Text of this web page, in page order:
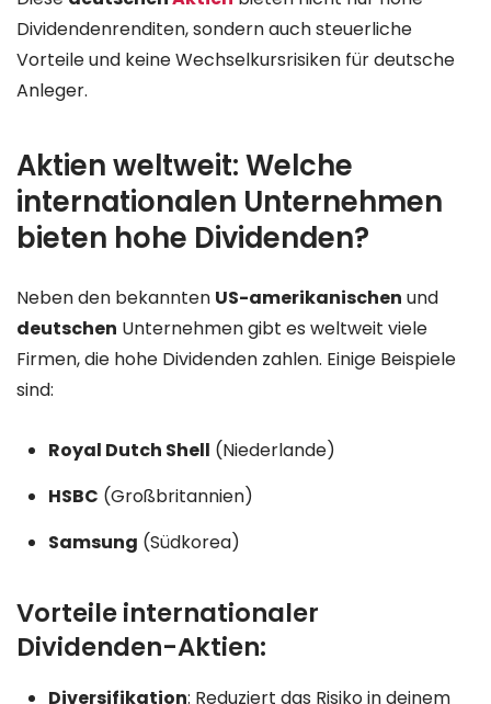
Dividendenrenditen, sondern auch steuerliche
Vorteile und keine Wechselkursrisiken für deutsche
Anleger.
Aktien weltweit: Welche
internationalen Unternehmen
bieten hohe Dividenden?
Neben den bekannten US-amerikanischen und
deutschen Unternehmen gibt es weltweit viele
Firmen, die hohe Dividenden zahlen. Einige Beispiele
sind:
Royal Dutch Shell (Niederlande)
HSBC (Großbritannien)
Samsung (Südkorea)
Vorteile internationaler
Dividenden-Aktien:
Diversifikation: Reduziert das Risiko in deinem